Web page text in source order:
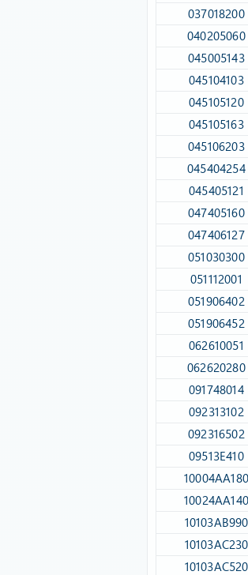
037018200​
040205060​
045005143​
045104103​
045105120​
045105163​
045106203​
045404254​
045405121​
047405160​
047406127​
051030300​
051112001​
051906402​
051906452​
062610051​
062620280​
091748014​
092313102​
092316502​
09513E410​
10004AA180​
10024AA140​
10103AB990​
10103AC230​
10103AC520​